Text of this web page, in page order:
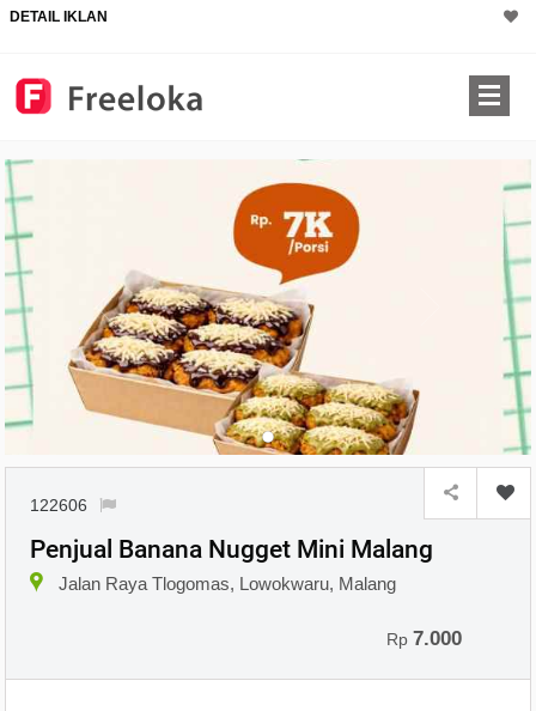
DETAIL IKLAN
122606
Penjual Banana Nugget Mini Malang
Jalan Raya Tlogomas, Lowokwaru, Malang
Rp7.000